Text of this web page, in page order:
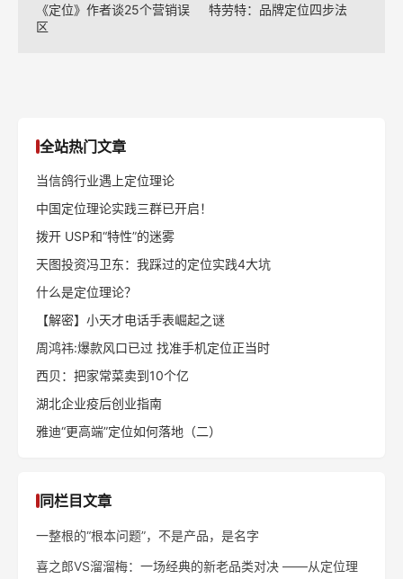
《定位》作者谈25个营销误
区
特劳特：品牌定位四步法
全站热门文章
当信鸽行业遇上定位理论
中国定位理论实践三群已开启！
拨开 USP和“特性”的迷雾
天图投资冯卫东：我踩过的定位实践4大坑
什么是定位理论？
【解密】小天才电话手表崛起之谜
周鸿祎:爆款风口已过 找准手机定位正当时
西贝：把家常菜卖到10个亿
湖北企业疫后创业指南
雅迪“更高端”定位如何落地（二）
同栏目文章
一整根的“根本问题”，不是产品，是名字
喜之郎VS溜溜梅：一场经典的新老品类对决 ——从定位理